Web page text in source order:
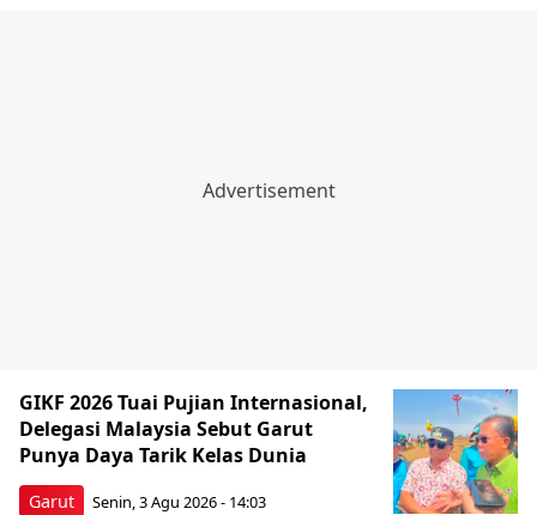
Garut
GIKF 2026 Tuai Pujian Internasional,
Delegasi Malaysia Sebut Garut
Punya Daya Tarik Kelas Dunia
Senin, 3 Agu 2026 - 14:03